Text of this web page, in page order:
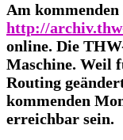
Am
http://
online. Die
Maschine. Weil
Routing
kommenden
erreichbar sein.